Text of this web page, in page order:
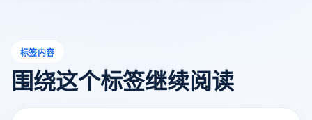
标签内容
围绕这个标签继续阅读